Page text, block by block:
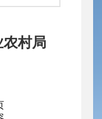
农村局